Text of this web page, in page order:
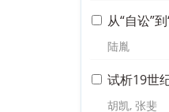
从“自讼”
陆胤
试析19世
胡凯, 张斐